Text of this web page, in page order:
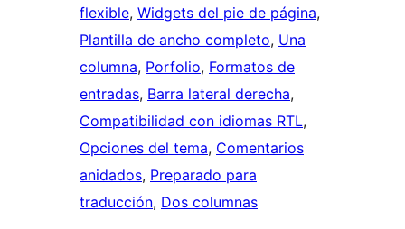
flexible, Widgets del pie de página
Plantilla de ancho completo, Una
columna, Porfolio, Formatos de
entradas, Barra lateral derecha
Compatibilidad con idiomas RTL
Opciones del tema, Comentarios
anidados, Preparado para
traducción, Dos columnas